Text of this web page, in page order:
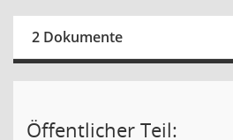
2 Dokumente
Öffentlicher Teil: